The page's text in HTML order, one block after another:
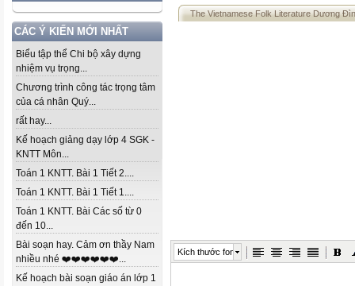
CÁC Ý KIẾN MỚI NHẤT
Biểu tập thể Chi bộ xây dựng
nhiệm vụ trọng...
Chương trình công tác trọng tâm
của cá nhân Quý...
rất hay...
Kế hoạch giảng dạy lớp 4 SGK -
KNTT Môn...
Toán 1 KNTT. Bài 1 Tiết 2....
Toán 1 KNTT. Bài 1 Tiết 1....
Toán 1 KNTT. Bài Các số từ 0
đến 10...
Bài soạn hay. Cảm ơn thầy Nam
nhiều nhé ❤️❤️❤️❤️❤️❤️...
Kế hoạch bài soạn giáo án lớp 1
The Vietnamese Folk Literature Dương
Kích thước font